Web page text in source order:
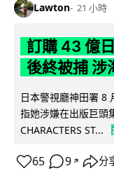
Lawton 21 小時
訂購 43 億
後終被捕 涉
日本警視廳神田署 8
指她涉嫌在出版巨頭
CHARACTERS ST...
65 9 ↗ 分